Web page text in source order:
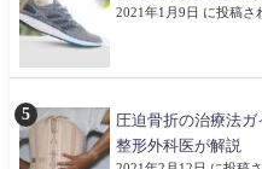
2021年1月9日 に投稿さ
圧迫骨折の治療法
整形外科医が解説